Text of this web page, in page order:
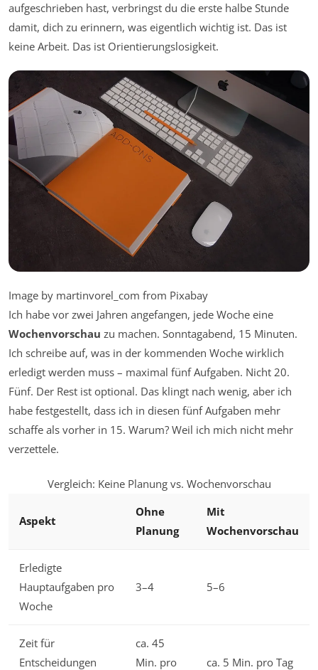
aufgeschrieben hast, verbringst du die erste halbe Stunde
damit, dich zu erinnern, was eigentlich wichtig ist. Das ist
keine Arbeit. Das ist Orientierungslosigkeit.
Image by martinvorel_com from Pixabay
Ich habe vor zwei Jahren angefangen, jede Woche eine
Wochenvorschau zu machen. Sonntagabend, 15 Minuten.
Ich schreibe auf, was in der kommenden Woche wirklich
erledigt werden muss – maximal fünf Aufgaben. Nicht 20.
Fünf. Der Rest ist optional. Das klingt nach wenig, aber ich
habe festgestellt, dass ich in diesen fünf Aufgaben mehr
schaffe als vorher in 15. Warum? Weil ich mich nicht mehr
verzettele.
Vergleich: Keine Planung vs. Wochenvorschau
Aspekt
Ohne
Planung
Mit
Wochenvorschau
Erledigte
Hauptaufgaben pro
Woche
3–4 5–6
Zeit für
Entscheidungen
ca. 45
Min. pro
ca. 5 Min. pro Tag